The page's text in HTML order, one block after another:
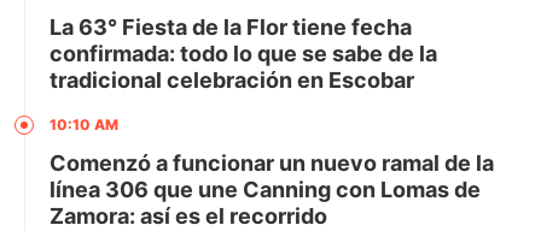
La 63° Fiesta de la Flor tiene fecha
confirmada: todo lo que se sabe de la
tradicional celebración en Escobar
10:10 AM
Comenzó a funcionar un nuevo ramal de la
línea 306 que une Canning con Lomas de
Zamora: así es el recorrido